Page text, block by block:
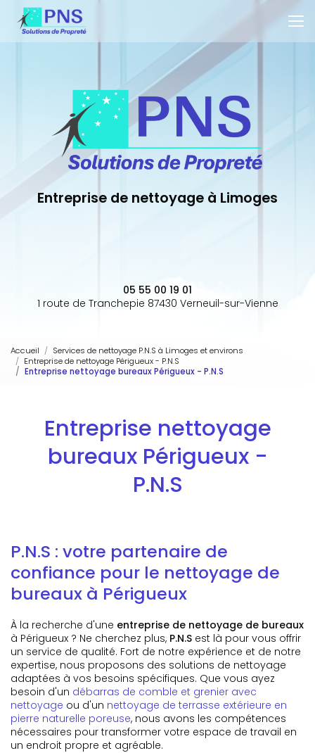
contenu
principal
Entreprise de nettoyage à Limoges
05 55 00 19 01
1 route de Tranchepie 87430 Verneuil-sur-Vienne
Accueil
Services de nettoyage P.N.S à Limoges et environs
Entreprise de nettoyage Périgueux - P.N.S
Entreprise nettoyage bureaux Périgueux - P.N.S
Entreprise nettoyage
bureaux Périgueux -
P.N.S
P.N.S : votre partenaire de
confiance pour le nettoyage de
bureaux à Périgueux
À la recherche d'une entreprise de nettoyage de bureaux
à Périgueux ? Ne cherchez plus, P.N.S est là pour vous offrir
un service de qualité. Fort de notre expérience et de notre
expertise, nous proposons des solutions de nettoyage
adaptées à vos besoins spécifiques. Que vous ayez
besoin d'un débarras de comble et grenier avec
nettoyage ou d'un nettoyage de terrasse extérieure en
pierre naturelle poreuse, nous avons les compétences
nécessaires pour transformer votre espace de travail en
un endroit propre et agréable.